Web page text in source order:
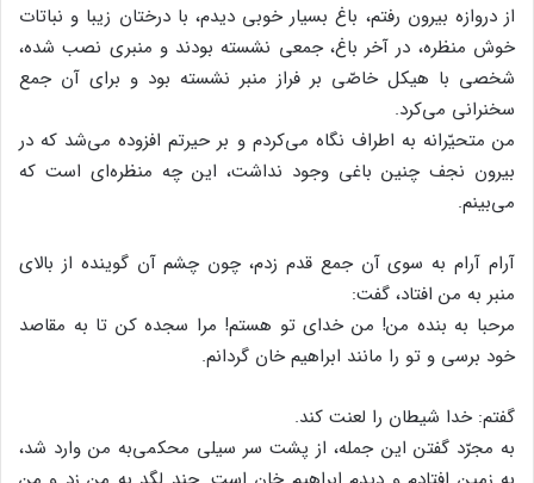
از دروازه بیرون رفتم، باغ بسیار خوبی دیدم، با درختان زیبا و نباتات
خوش منظره، در آخر باغ، جمعی نشسته بودند و منبری نصب شده،
شخصی با هیکل خاصّی بر فراز منبر نشسته بود و برای آن جمع
سخنرانی می‌کرد.
من متحیّرانه به اطراف نگاه می‌کردم و بر حیرتم افزوده می‌شد که در
بیرون نجف چنین باغی وجود نداشت، این چه منظره‌ای است که
می‌بینم.
آرام آرام به سوی آن جمع قدم زدم، چون چشم آن گوینده از بالای
منبر به من افتاد، گفت:
مرحبا به بنده من! من خدای تو هستم! مرا سجده کن تا به مقاصد
خود برسی و تو را مانند ابراهیم خان گردانم.
گفتم: خدا شیطان را لعنت کند.
به مجرّد گفتن این جمله، از پشت سر سیلی محکمی‌به من وارد شد،